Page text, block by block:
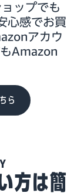
ップでも
心感でお買
アカウ
Amazon
ら
方は簡